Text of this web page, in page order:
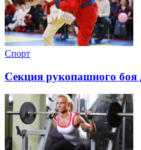
Спорт
Секция рукопашного боя